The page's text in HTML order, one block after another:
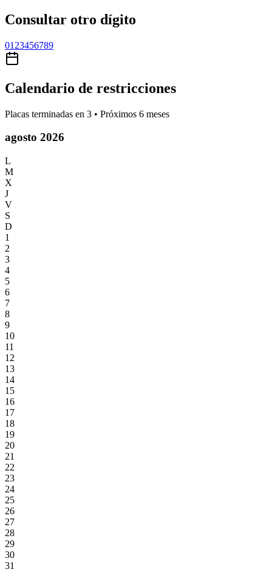
Consultar otro dígito
01 23456789
Calendario de restricciones
Placas terminadas en 3 • Próximos 6 meses
agosto 2026
L
M
X
J
V
S
D
1
2
3
4
5
6
7
8
9
10
11
12
13
14
15
16
17
18
19
20
21
22
23
24
25
26
27
28
29
30
31